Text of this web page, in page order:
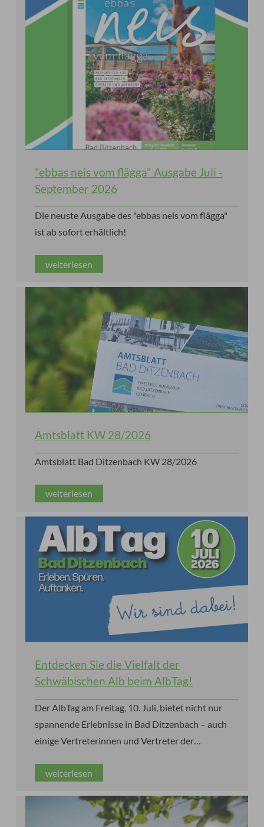
"ebbas neis vom flägga" Ausgabe Juli -
September 2026
Die neuste Ausgabe des "ebbas neis vom flägga"
ist ab sofort erhältlich!
weiterlesen
Amtsblatt KW 28/2026
Amtsblatt Bad Ditzenbach KW 28/2026
weiterlesen
Entdecken Sie die Vielfalt der
Schwäbischen Alb beim AlbTag!
Der AlbTag am Freitag, 10. Juli, bietet nicht nur
spannende Erlebnisse in Bad Ditzenbach – auch
einige Vertreterinnen und Vertreter der
weiterlesen